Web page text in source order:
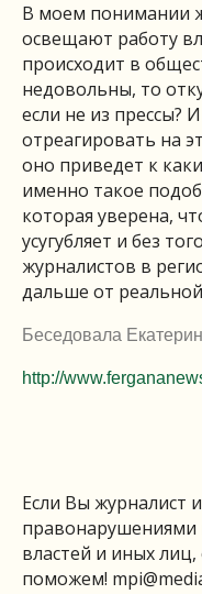
В моем понимании
освещают работу
происходит в
недовольны, то
если не из прессы?
отреагировать на
оно приведет к
именно такое
которая уверена,
усугубляет и без
журналистов в
дальше от
Беседовала
http://
Если Вы журналист
правонарушениями
властей и иных
поможем!